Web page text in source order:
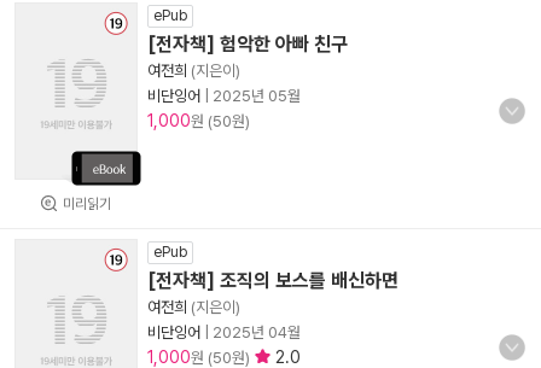
미리읽기
ePub
[전자책] 험악한 아빠 친구
여전희 (지은이)
비단잉어
2025년 05월
1,000원 (50원)
ePub
[전자책] 조직의 보스를 배신하면
여전희 (지은이)
비단잉어
2025년 04월
1,000원 (50원) 2.0